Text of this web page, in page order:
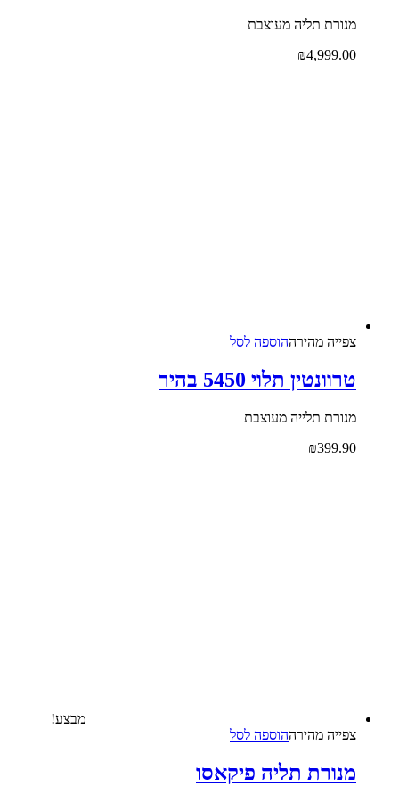
מנורת תליה מעוצבת
₪4,999.00
צפייה‬ ‫מהירה‬הוספה לסל
טרוונטין תלוי 5450 בהיר
מנורת תלייה מעוצבת
₪399.90
מבצע!
צפייה‬ ‫מהירה‬הוספה לסל
מנורת תליה פיקאסו